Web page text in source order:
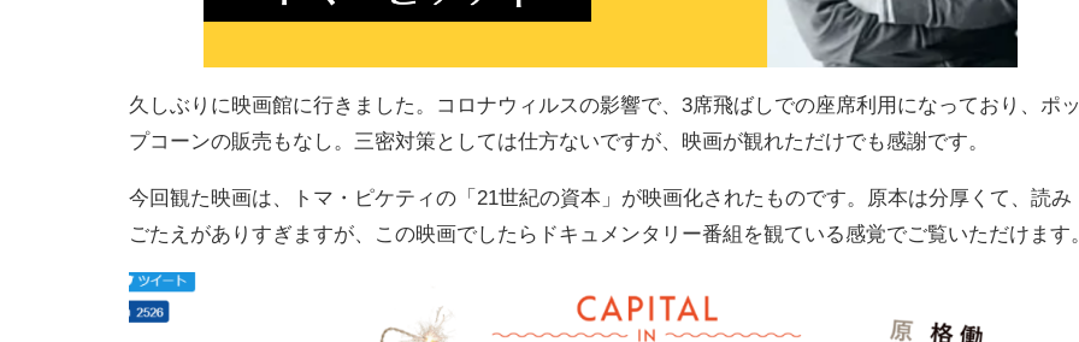
久しぶりに映画館に行きました。コロナウィルスの影響で、3席飛ばしでの座席利用になっており、ポッ
プコーンの販売もなし。三密対策としては仕方ないですが、映画が観れただけでも感謝です。
今回観た映画は、トマ・ピケティの「21世紀の資本」が映画化されたものです。原本は分厚くて、読み
ごたえがありすぎますが、この映画でしたらドキュメンタリー番組を観ている感覚でご覧いただけます